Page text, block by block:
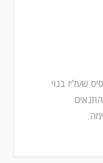
שעליו בנוי